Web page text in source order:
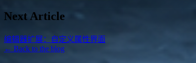
Next Article
编辑器扩展：自定义属性界面
← Back to the blog